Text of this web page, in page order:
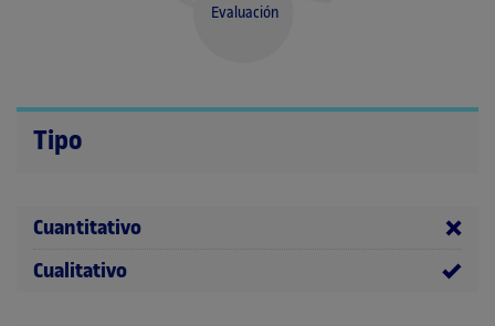
Evaluación
Tipo
Cuantitativo
Cualitativo